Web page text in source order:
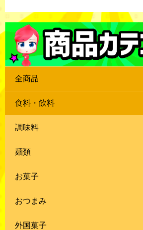
全商品
食料・飲料
調味料
麺類
お菓子
おつまみ
外国菓子